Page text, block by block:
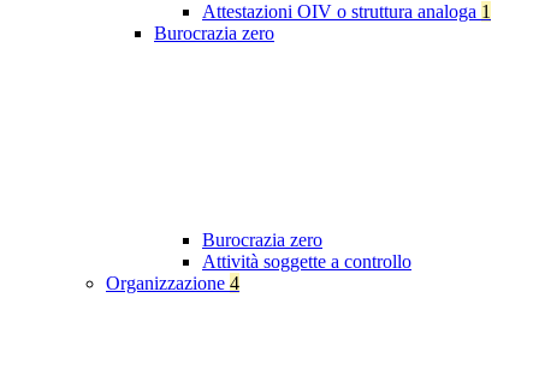
Attestazioni OIV o struttura analoga 1
Burocrazia zero
Burocrazia zero
Attività soggette a controllo
Organizzazione 4